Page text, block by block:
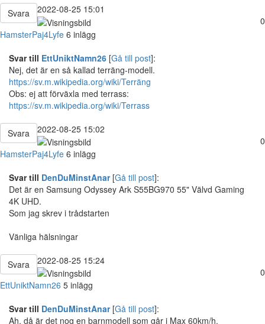
Svara
2022-08-25 15:01
0
HamsterPaj4Lyfe 6 inlägg
Svar till EttUniktNamn26 [Gå till post]:
Nej, det är en så kallad terräng-modell.
https://sv.m.wikipedia.org/wiki/Terräng
Obs: ej att förväxla med terrass:
https://sv.m.wikipedia.org/wiki/Terrass
Svara
2022-08-25 15:02
0
HamsterPaj4Lyfe 6 inlägg
Svar till DenDuMinstAnar[Gå till post]:
Det är en Samsung Odyssey Ark S55BG970 55" Välvd Gaming
4K UHD.
Som jag skrev i trådstarten
Vänliga hälsningar
Svara
2022-08-25 15:24
0
EttUniktNamn26 5 inlägg
Svar till DenDuMinstAnar[Gå till post]:
Ah, då är det nog en barnmodell som går i Max 60km/h.